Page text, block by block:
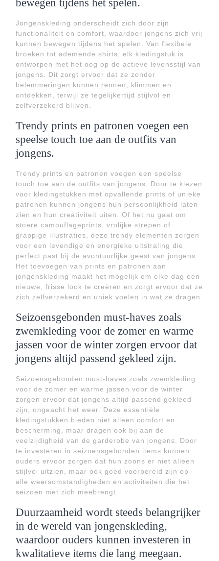
Jongenskleding onderscheidt zich door zijn
functionaliteit en comfort, waardoor jongens zich vrij
kunnen bewegen tijdens het spelen. Van flexibele
broeken tot ademende shirts, elk kledingstuk is
ontworpen met het oog op de actieve levensstijl van
jongens. Dit zorgt ervoor dat ze zonder
belemmeringen kunnen rennen, klimmen en
ontdekken, terwijl ze tegelijkertijd stijlvol en
zelfverzekerd blijven.
Trendy prints en patronen voegen een
speelse touch toe aan de outfits van
jongens.
Trendy prints en patronen voegen een speelse
touch toe aan de outfits van jongens. Door te kiezen
voor kledingstukken met opvallende prints of unieke
patronen kunnen jongens hun persoonlijkheid laten
zien en hun creativiteit uiten. Of het nu gaat om
stoere camouflageprints, vrolijke strepen of
grappige illustraties, deze trendy elementen zorgen
voor een levendige en energieke uitstraling die
perfect past bij de avontuurlijke geest van jongens.
Het toevoegen van prints en patronen aan
jongenskleding maakt het mogelijk om elke dag een
nieuwe, frisse look te creëren en zorgt ervoor dat ze
zich zelfverzekerd en uniek voelen in wat ze dragen.
Seizoensgebonden must-haves zoals
zwemkleding voor de zomer en warme
jassen voor de winter zorgen ervoor dat
jongens altijd passend gekleed zijn.
Seizoensgebonden must-haves zoals zwemkleding
voor de zomer en warme jassen voor de winter
zorgen ervoor dat jongens altijd passend gekleed
zijn, ongeacht het weer. Deze essentiële
kledingstukken bieden niet alleen comfort en
bescherming, maar dragen ook bij aan de
veelzijdigheid van de garderobe van jongens. Door
te investeren in seizoensgebonden items kunnen
ouders ervoor zorgen dat hun zoons er niet alleen
stijlvol uitzien, maar ook goed voorbereid zijn op
alle weersomstandigheden en activiteiten die het
seizoen met zich meebrengt.
Duurzaamheid wordt steeds belangrijker
in de wereld van jongenskleding,
waardoor ouders kunnen investeren in
kwalitatieve items die lang meegaan.